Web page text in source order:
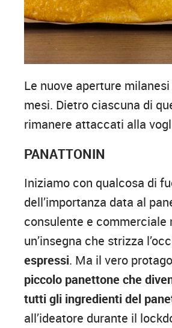
Le nuove aperture
mesi. Dietro ciascuna di
rimanere attaccati alla
PANATTONIN
Iniziamo con qualcosa di
dell’importanza data al
consulente e commerciale
un’insegna che strizza
espressi. Ma il vero
piccolo panettone che
tutti gli ingredienti del
all’ideatore durante il